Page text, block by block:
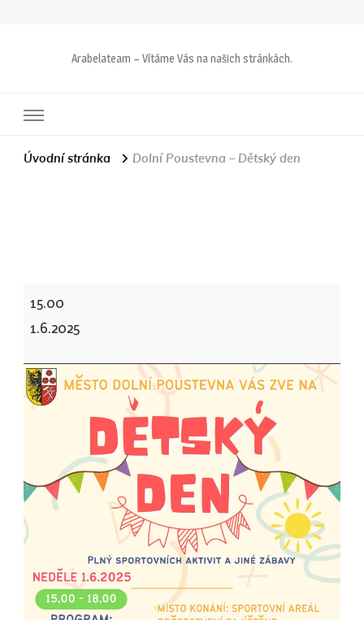
Arabelateam – Vítáme Vás na našich stránkách.
Úvodní stránka Dolní Poustevna – Dětský den
Poustevna
Dětský
den
15.00
1.6.2025